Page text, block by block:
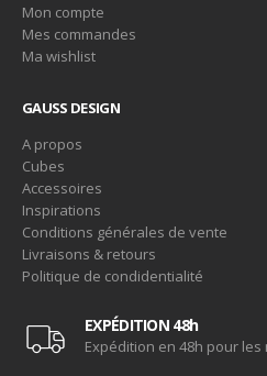
Mon compte
Mes commandes
Ma wishlist
GAUSS DESIGN
A propos
Cubes
Accessoires
Inspirations
Conditions générales de vente
Livraisons & retours
Politique de condidentialité
EXPÉDITION 48h
Expédition en 48h pour